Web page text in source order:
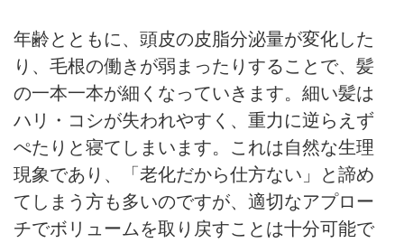
年齢とともに、頭皮の皮脂分泌量が変化した
り、毛根の働きが弱まったりすることで、髪
の一本一本が細くなっていきます。細い髪は
ハリ・コシが失われやすく、重力に逆らえず
ぺたりと寝てしまいます。これは自然な生理
現象であり、「老化だから仕方ない」と諦め
てしまう方も多いのですが、適切なアプロー
チでボリュームを取り戻すことは十分可能で